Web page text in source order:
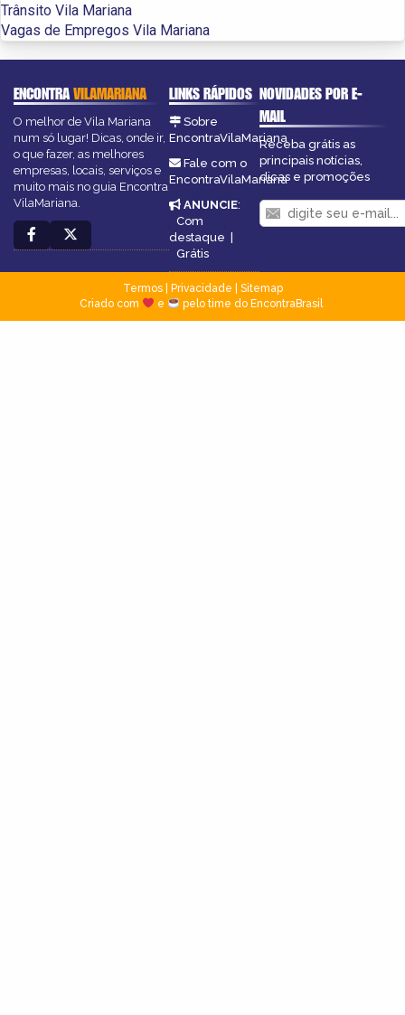
Trânsito Vila Mariana
Vagas de Empregos Vila Mariana
ENCONTRAVILAMARIANA
O melhor de Vila Mariana
num só lugar! Dicas, onde ir,
o que fazer, as melhores
empresas, locais, serviços e
muito mais no guia Encontra
VilaMariana.
LINKS RÁPIDOS
Sobre
EncontraVilaMariana
Fale com o
EncontraVilaMariana
ANUNCIE:
Com
destaque |
Grátis
NOVIDADES POR E-
MAIL
Receba grátis as
principais notícias,
dicas e promoções
Termos| Privacidade
Sitemap
Criado com
e pelo time do EncontraBrasil